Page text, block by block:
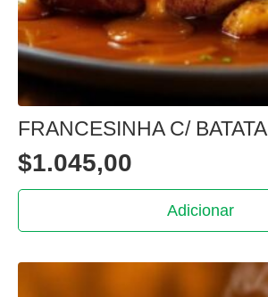
FRANCESINHA C/ BATATA
$1.045,00
Adicionar